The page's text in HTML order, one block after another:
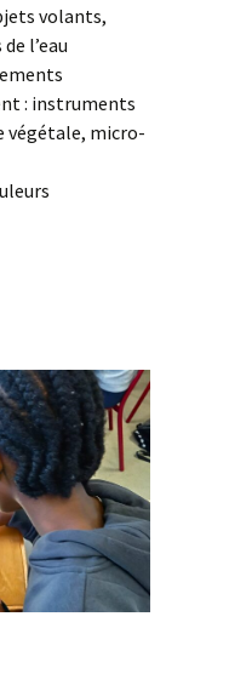
volants,
l’eau
: instruments
végétale, micro-